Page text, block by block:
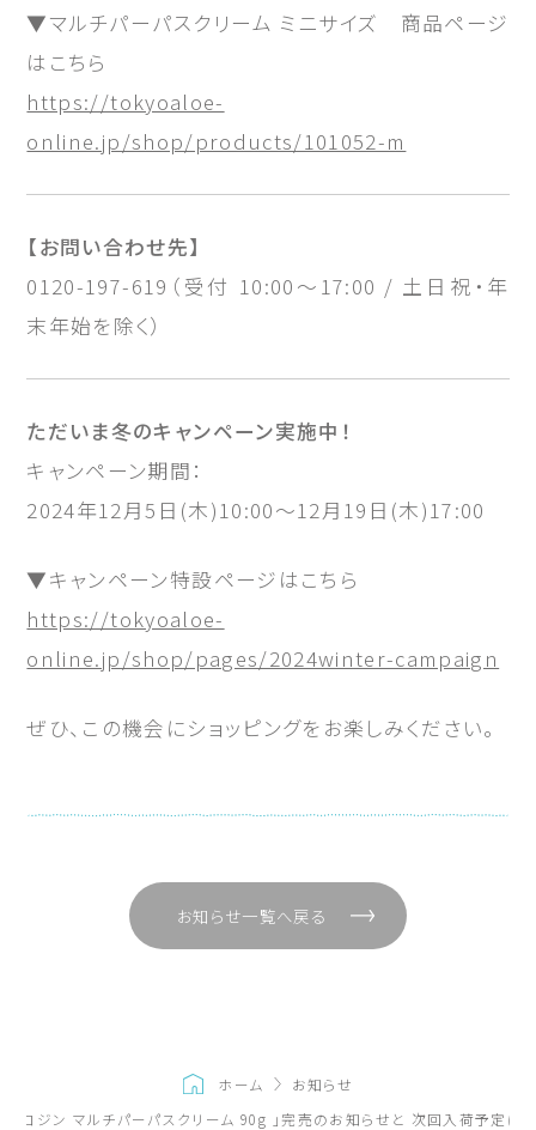
▼マルチパーパスクリーム ミニサイズ 商品ページ
はこちら
https://tokyoaloe-
online.jp/shop/products/101052-m
【お問い合わせ先】
0120-197-619（受付 10:00～17:00 / 土日祝・年
末年始を除く）
ただいま冬のキャンペーン実施中！
キャンペーン期間：
2024年12月5日(木)10:00〜12月19日(木)17:00
▼キャンペーン特設ページはこちら
https://tokyoaloe-
online.jp/shop/pages/2024winter-campaign
ぜひ、この機会にショッピングをお楽しみください。
お知らせ一覧へ戻る
ホーム
お知らせ
アロジン マルチパーパスクリーム 90g 」完売のお知らせと 次回入荷予定に